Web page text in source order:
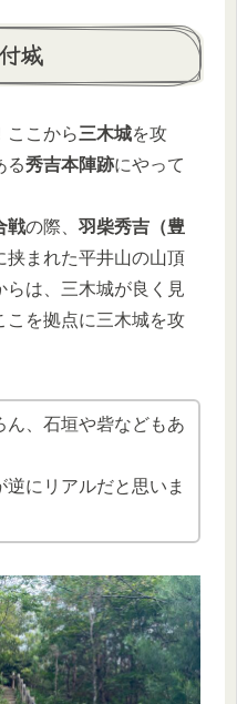
城
ここから三木城を攻
る秀吉本陣跡にやって
戦の際、 羽柴秀吉（豊
挟まれた平井山の山頂
らは、三木城が良く見
こを拠点に三木城を攻
、石垣や砦などもあ
にリアルだと思いま